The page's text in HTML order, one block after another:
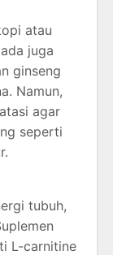
atau
juga
ginseng
Namun,
agar
seperti
tubuh,
L-carnitine